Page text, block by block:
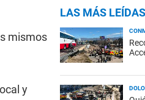
mismos
y
LAS MÁS LEÍDAS